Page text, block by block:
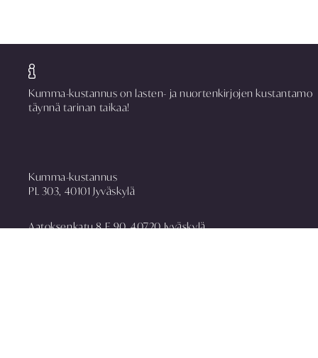
Kumma-kustannus on lasten- ja nuortenkirjojen kustantamo
täynnä tarinan taikaa!
Kumma-kustannus
PL 303, 40101 Jyväskylä
Aatoksenkatu 8 E 90, 40720 Jyväskylä